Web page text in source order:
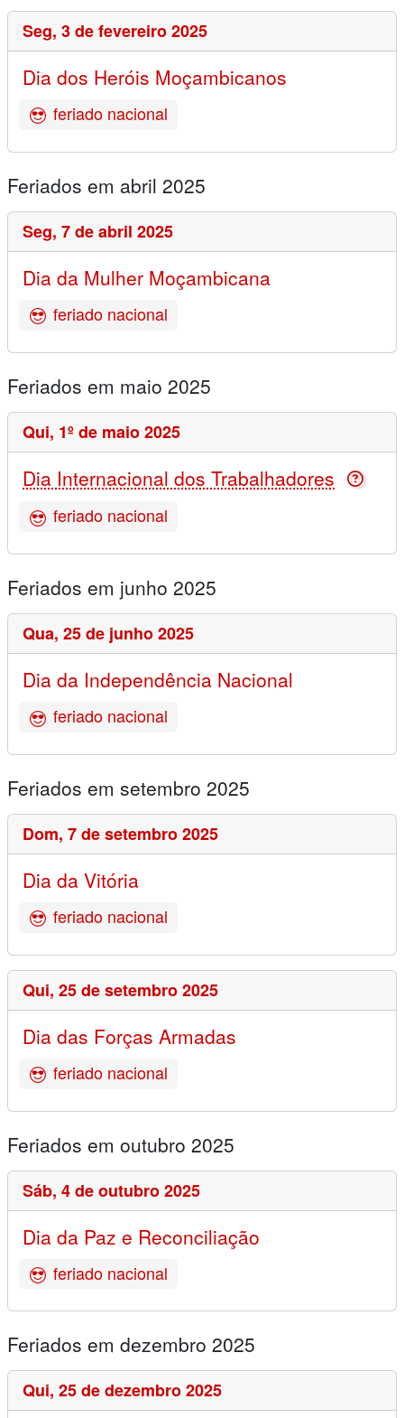
Seg, 3 de fevereiro 2025
Dia dos Heróis Moçambicanos
feriado nacional
Feriados em abril 2025
Seg, 7 de abril 2025
Dia da Mulher Moçambicana
feriado nacional
Feriados em maio 2025
Qui, 1º de maio 2025
Dia Internacional dos Trabalhadores
feriado nacional
Feriados em junho 2025
Qua, 25 de junho 2025
Dia da Independência Nacional
feriado nacional
Feriados em setembro 2025
Dom, 7 de setembro 2025
Dia da Vitória
feriado nacional
Qui, 25 de setembro 2025
Dia das Forças Armadas
feriado nacional
Feriados em outubro 2025
Sáb, 4 de outubro 2025
Dia da Paz e Reconciliação
feriado nacional
Feriados em dezembro 2025
Qui, 25 de dezembro 2025